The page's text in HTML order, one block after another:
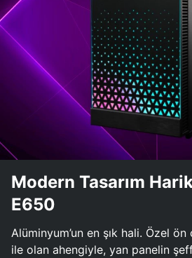
Modern Tasarım
E650
Alüminyum’un en şık hali. Özel ön
ile olan ahengiyle, yan panelin